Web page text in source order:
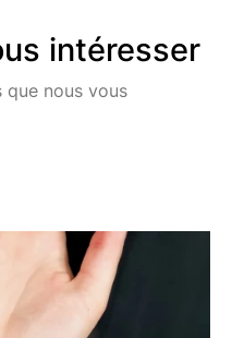
intéresser
nous vous